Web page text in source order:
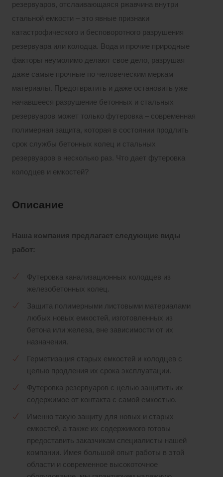
резервуаров, отслаивающаяся ржавчина внутри
стальной емкости – это явные признаки
катастрофического и бесповоротного разрушения
резервуара или колодца. Вода и прочие природные
факторы неумолимо делают свое дело, разрушая
даже самые прочные по человеческим меркам
материалы. Предотвратить и даже остановить уже
начавшееся разрушение бетонных и стальных
резервуаров может только футеровка – современная
полимерная защита, которая в состоянии продлить
срок службы бетонных колец и стальных
резервуаров в несколько раз. Что дает футеровка
колодцев и емкостей?
Описание
Наша компания предлагает следующие виды
работ:
Футеровка канализационных колодцев из
железобетонных колец.
Защита полимерными листовыми материалами
любых новых емкостей, изготовленных из
бетона или железа, вне зависимости от их
назначения.
Герметизация старых емкостей и колодцев с
целью продления их срока эксплуатации.
Футеровка резервуаров с целью защитить их
содержимое от контакта с самой емкостью.
Именно такую защиту для новых и старых
емкостей, а также их содержимого готовы
предоставить заказчикам специалисты нашей
компании. Имея большой опыт работы в этой
области и современное высокоточное